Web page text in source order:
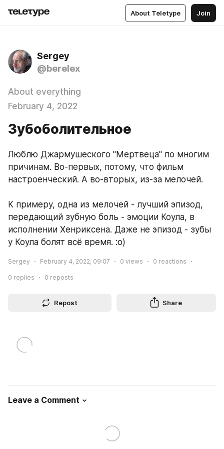
About Teletype Join
Sergey
@berelex
About everything
February 4, 2022
Зубоболительное
Люблю Джармушеского "Мертвеца" по многим
причинам. Во-первых, потому, что фильм
настроенческий. А во-вторых, из-за мелочей.
К примеру, одна из мелочей - лучший эпизод,
передающий зубную боль - эмоции Коула, в
исполнении Хенриксена. Даже не эпизод - зубы
у Коула болят всё время. :о)
Sergey February 4, 2022, 09:07 0 views 0 reactions
0 replies 0 reposts
Repost Share
Leave a Comment